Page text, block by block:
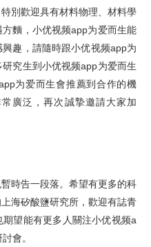
別歡迎具有材料物理、材料學
麵，小优视频app为爱而生能
趣，請隨時跟小优视频app为
究生到小优视频app为爱而生
为爱而生會推薦到合作的機
廣泛，再次誠摯邀請大家加
時告一段落。希望有更多的科
海矽酸鹽研究所，歡迎有誌青
望能有更多人關注小优视频a
會。